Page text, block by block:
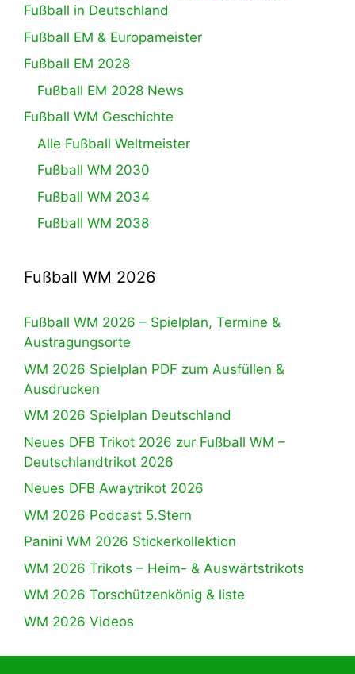
Fußball in Deutschland
Fußball EM & Europameister
Fußball EM 2028
Fußball EM 2028 News
Fußball WM Geschichte
Alle Fußball Weltmeister
Fußball WM 2030
Fußball WM 2034
Fußball WM 2038
Fußball WM 2026
Fußball WM 2026 – Spielplan, Termine &
Austragungsorte
WM 2026 Spielplan PDF zum Ausfüllen &
Ausdrucken
WM 2026 Spielplan Deutschland
Neues DFB Trikot 2026 zur Fußball WM –
Deutschlandtrikot 2026
Neues DFB Awaytrikot 2026
WM 2026 Podcast 5.Stern
Panini WM 2026 Stickerkollektion
WM 2026 Trikots – Heim- & Auswärtstrikots
WM 2026 Torschützenkönig & liste
WM 2026 Videos